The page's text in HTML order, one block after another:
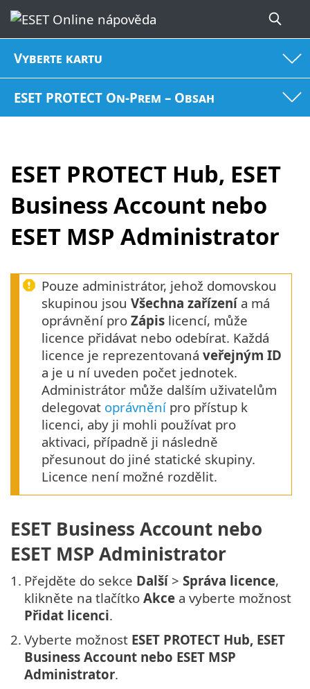
Vyberte kartu
ESET PROTECT On-Prem – Obsah
ESET PROTECT Hub, ESET
Business Account nebo
ESET MSP Administrator
Pouze administrátor, jehož domovskou
skupinou jsou Všechna zařízenía má
oprávnění pro Zápis licencí, může
licence přidávat nebo odebírat. Každá
licence je reprezentovaná veřejným ID
a je u ní uveden počet jednotek.
Administrátor může dalším uživatelům
delegovat oprávnění pro přístup k
licenci, aby ji mohli používat pro
aktivaci, případně ji následně
přesunout do jiné statické skupiny.
Licence není možné rozdělit.
ESET Business Account nebo
ESET MSP Administrator
1. Přejděte do sekce Další> Správa licence,
klikněte na tlačítko Akce a vyberte možnost
Přidat licenci.
2. Vyberte možnost ESET PROTECT Hub, ESET
Business Account nebo ESET MSP
Administrator.